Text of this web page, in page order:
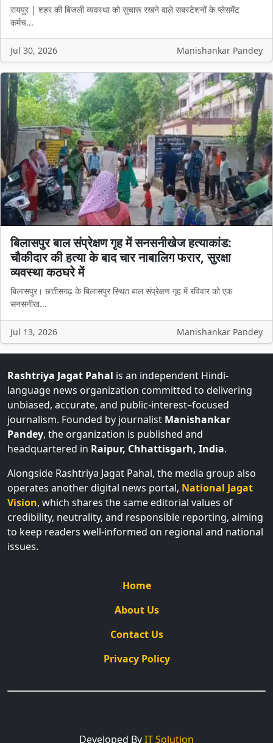
रायपुर | शहर की बिजली व्यवस्था को सुचारू रखने वाले सबस्टेशनों के प्लेसमेंट
कर्मच...
Jul 30, 2026 Manishankar Pandey
बिलासपुर बाल संप्रेक्षण गृह में सनसनीखेज हत्याकांड:
चौकीदार की हत्या के बाद चार नाबालिग फरार, सुरक्षा
व्यवस्था कठघरे में
बिलासपुर। छत्तीसगढ़ के बिलासपुर स्थित बाल संप्रेक्षण गृह में रविवार को एक
सनसनीख...
Jul 13, 2026 Manishankar Pandey
Rashtriya Jagat Pahal is an independent Hindi-
language news organization committed to delivering
unbiased, accurate, and public-interest–focused
journalism. Founded by journalist Manishankar
Pandey, the organization is published and
headquartered in Raipur, Chhattisgarh, India.
Alongside Rashtriya Jagat Pahal, the media group also
operates another digital news portal, National Jagat
Vision, which shares the same editorial values of
credibility, neutrality, and responsible reporting, aiming
to keep readers well-informed on regional and national
issues.
Home
About Us
Contact Us
Privacy Policy
Developed ByIT Solution